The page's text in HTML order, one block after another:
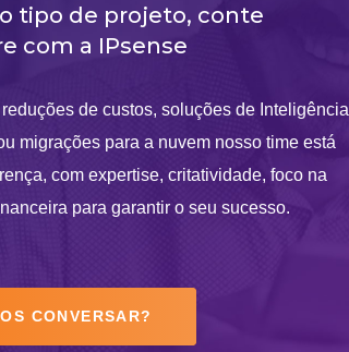
tipo de projeto, conte
com a IPsense
de custos, soluções de Inteligência
migrações para a nuvem nosso time está
com expertise, critatividade, foco na
para garantir o seu sucesso.
CONVERSAR?